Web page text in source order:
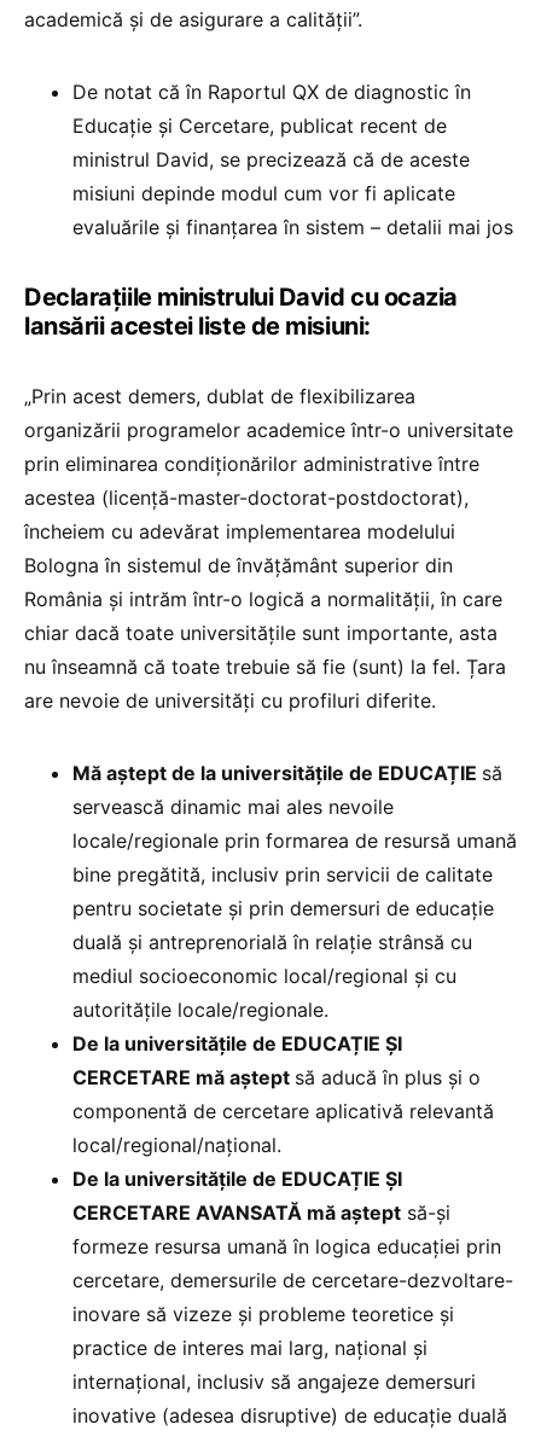
academică și de asigurare a calității”.
De notat că în Raportul QX de diagnostic în
Educație și Cercetare, publicat recent de
ministrul David, se precizează că de aceste
misiuni depinde modul cum vor fi aplicate
evaluările și finanțarea în sistem – detalii mai jos
Declarațiile ministrului David cu ocazia
lansării acestei liste de misiuni:
„Prin acest demers, dublat de flexibilizarea
organizării programelor academice într-o universitate
prin eliminarea condiționărilor administrative între
acestea (licență-master-doctorat-postdoctorat),
încheiem cu adevărat implementarea modelului
Bologna în sistemul de învățământ superior din
România și intrăm într-o logică a normalității, în care
chiar dacă toate universitățile sunt importante, asta
nu înseamnă că toate trebuie să fie (sunt) la fel. Țara
are nevoie de universități cu profiluri diferite.
Mă aștept de la universitățile de EDUCAȚIE să
servească dinamic mai ales nevoile
locale/regionale prin formarea de resursă umană
bine pregătită, inclusiv prin servicii de calitate
pentru societate și prin demersuri de educație
duală și antreprenorială în relație strânsă cu
mediul socioeconomic local/regional și cu
autoritățile locale/regionale.
De la universitățile de EDUCAȚIE ȘI
CERCETARE mă aștept să aducă în plus și o
componentă de cercetare aplicativă relevantă
local/regional/național.
De la universitățile de EDUCAȚIE ȘI
CERCETARE AVANSATĂ mă aștept să-și
formeze resursa umană în logica educației prin
cercetare, demersurile de cercetare-dezvoltare-
inovare să vizeze și probleme teoretice și
practice de interes mai larg, național și
internațional, inclusiv să angajeze demersuri
inovative (adesea disruptive) de educație duală